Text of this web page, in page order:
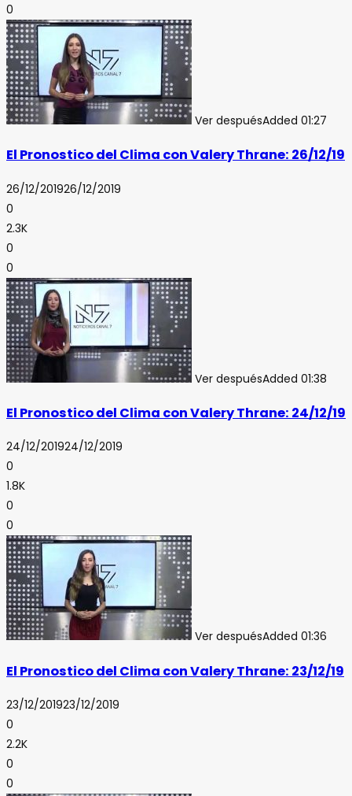
0
Ver despuésAdded 01:27
El Pronostico del Clima con Valery Thrane: 26/12/19
26/12/201926/12/2019
0
2.3K
0
0
Ver despuésAdded 01:38
El Pronostico del Clima con Valery Thrane: 24/12/19
24/12/201924/12/2019
0
1.8K
0
0
Ver despuésAdded 01:36
El Pronostico del Clima con Valery Thrane: 23/12/19
23/12/201923/12/2019
0
2.2K
0
0